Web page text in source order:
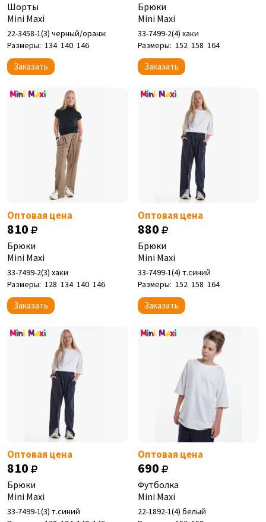
Шорты
Mini Maxi
22-3458-1(3) черный/оранж
Размеры: 134 140 146
Заказать
Брюки
Mini Maxi
33-7499-2(4) хаки
Размеры: 152 158 164
Заказать
Оптовая цена
810
Брюки
Mini Maxi
33-7499-2(3) хаки
Размеры: 128 134 140 146
Заказать
Оптовая цена
880
Брюки
Mini Maxi
33-7499-1(4) т.синий
Размеры: 152 158 164
Заказать
Оптовая цена
810
Брюки
Mini Maxi
33-7499-1(3) т.синий
Оптовая цена
690
Футболка
Mini Maxi
22-1892-1(4) белый